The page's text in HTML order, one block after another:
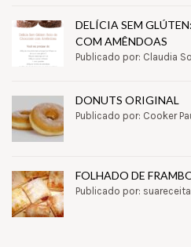
DELÍCIA SEM
COM AMÊNDOAS
Publicado por: Claudia
DONUTS ORIGINAL
Publicado por: Cooker
FOLHADO DE
Publicado por: suareceita